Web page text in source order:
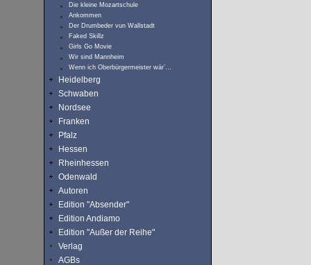
Die kleine Mozartschule
Ankommen
Der Drumbeder vun Wallstadt
Faked Skillz
Girls Go Movie
Wir sind Mannheim
Wenn ich Oberbürgermeister wär’…
Heidelberg
Schwaben
Nordsee
Franken
Pfalz
Hessen
Rheinhessen
Odenwald
Autoren
Edition "Absender"
Edition Andiamo
Edition "Außer der Reihe"
Verlag
AGBs